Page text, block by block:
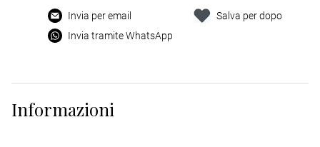
Invia per email
Invia tramite WhatsApp
Salva per dopo
Informazioni